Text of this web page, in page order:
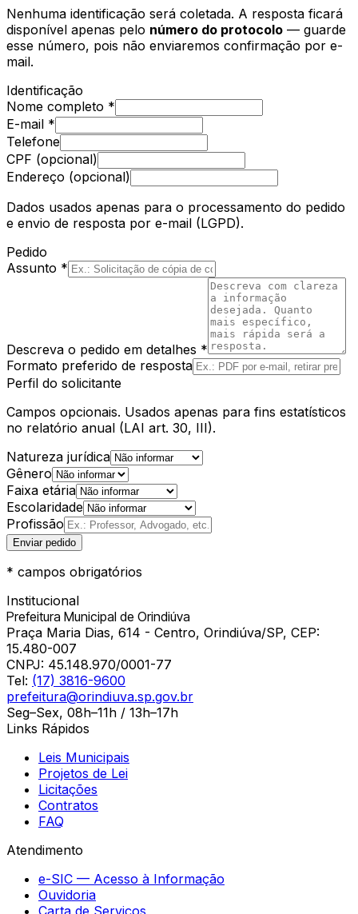
Nenhuma identificação será coletada. A resposta ficará
disponível apenas pelo número do protocolo — guarde
esse número, pois não enviaremos confirmação por e-
mail.
Identificação
Nome completo *
E-mail *
Telefone
CPF (opcional)
Endereço (opcional)
Dados usados apenas para o processamento do pedido
e envio de resposta por e-mail (LGPD).
Pedido
Assunto *
Descreva o pedido em detalhes *
Formato preferido de resposta
Perfil do solicitante
Campos opcionais. Usados apenas para fins estatísticos
no relatório anual (LAI art. 30, III).
Natureza jurídica
Gênero
Faixa etária
Escolaridade
Profissão
Enviar pedido
* campos obrigatórios
Institucional
Prefeitura Municipal de Orindiúva
Praça Maria Dias, 614 - Centro, Orindiúva/SP, CEP:
15.480-007
CNPJ: 45.148.970/0001-77
Tel: (17) 3816-9600
prefeitura@orindiuva.sp.gov.br
Seg–Sex, 08h–11h / 13h–17h
Links Rápidos
Leis Municipais
Projetos de Lei
Licitações
Contratos
FAQ
Atendimento
e-SIC — Acesso à Informação
Ouvidoria
Carta de Serviços